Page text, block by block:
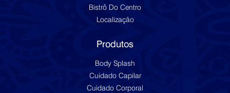
Bistrô Do Centro
Localização
Produtos
Body Splash
Cuidado Capilar
Cuidado Corporal